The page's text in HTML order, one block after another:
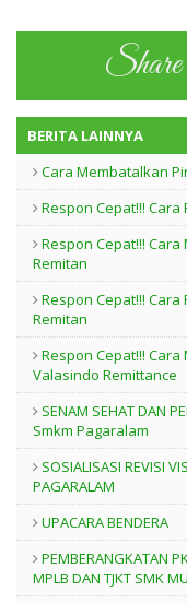
Share
BERITA LAINNYA
Cara Membatalkan
Respon Cepat!!!
Respon Cepat!!!
Remitan
Respon Cepat!!!
Remitan
Respon Cepat!!!
Valasindo Remittance
SENAM SEHAT DAN
Smkm Pagaralam
SOSIALISASI REVISI
PAGARALAM
UPACARA BENDERA
PEMBERANGKATAN
MPLB DAN TJKT SMK